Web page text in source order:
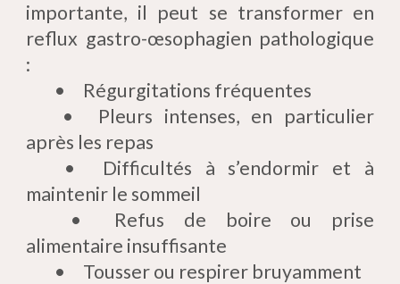
importante, il peut se transformer en
reflux gastro-œsophagien pathologique
:
•
Régurgitations fréquentes
•
Pleurs intenses, en particulier
après les repas
•
Difficultés à s’endormir et à
maintenir le sommeil
•
Refus de boire ou prise
alimentaire insuffisante
•
Tousser ou respirer bruyamment